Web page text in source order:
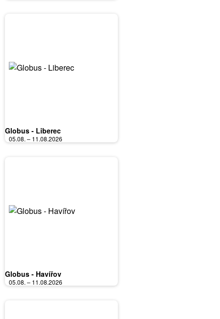
Globus - Liberec
05.08. – 11.08.2026
Globus - Havířov
05.08. – 11.08.2026